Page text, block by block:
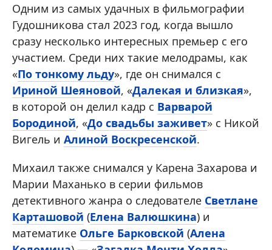
Одним из самых удачных в фильмографии
Гудошникова стал 2023 год, когда вышло
сразу несколько интересных премьер с его
участием. Среди них такие мелодрамы, как
«По тонкому льду», где он снимался с
Ириной Шеяновой, «Далекая и близкая»,
в которой он делил кадр с Варварой
Бородиной, «До свадьбы заживет» с Никой
Вигель и Алиной Воскресенской.
Михаил также снимался у Карена Захарова и
Марии Маханько в серии фильмов
детективного жанра о следователе Светлане
Карташовой (Елена Валюшкина) и
математике Ольге Барковской (Алена